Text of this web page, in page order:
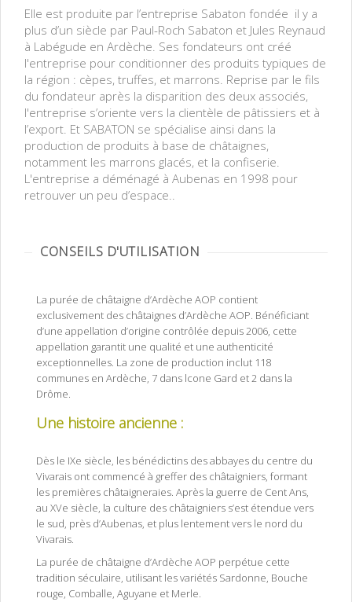
Elle est produite par l’entreprise Sabaton fondée il y a
plus d’un siècle par Paul-Roch Sabaton et Jules Reynaud
à Labégude en Ardèche. Ses fondateurs ont créé
l'entreprise pour conditionner des produits typiques de
la région : cèpes, truffes, et marrons. Reprise par le fils
du fondateur après la disparition des deux associés,
l'entreprise s’oriente vers la clientèle de pâtissiers et à
l’export. Et SABATON se spécialise ainsi dans la
production de produits à base de châtaignes,
notamment les marrons glacés, et la confiserie.
L'entreprise a déménagé à Aubenas en 1998 pour
retrouver un peu d’espace..
CONSEILS D'UTILISATION
La purée de châtaigne d’Ardèche AOP contient
exclusivement des châtaignes d’Ardèche AOP. Bénéficiant
d’une appellation d’origine contrôlée depuis 2006, cette
appellation garantit une qualité et une authenticité
exceptionnelles. La zone de production inclut 118
communes en Ardèche, 7 dans lcone Gard et 2 dans la
Drôme.
Une histoire ancienne :
Dès le IXe siècle, les bénédictins des abbayes du centre du
Vivarais ont commencé à greffer des châtaigniers, formant
les premières châtaigneraies. Après la guerre de Cent Ans,
au XVe siècle, la culture des châtaigniers s’est étendue vers
le sud, près d’Aubenas, et plus lentement vers le nord du
Vivarais.
La purée de châtaigne d’Ardèche AOP perpétue cette
tradition séculaire, utilisant les variétés Sardonne, Bouche
rouge, Comballe, Aguyane et Merle.